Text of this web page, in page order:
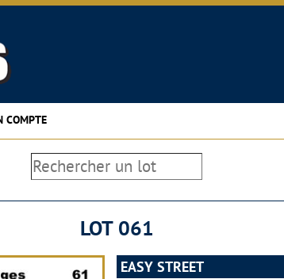
COMPTE
LOT 061
EASY STREET